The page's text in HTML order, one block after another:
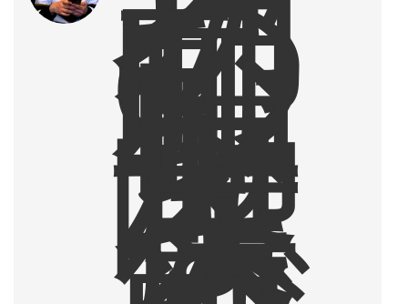
の
昭
和
レ
ト
ロ
な
喫
茶
店